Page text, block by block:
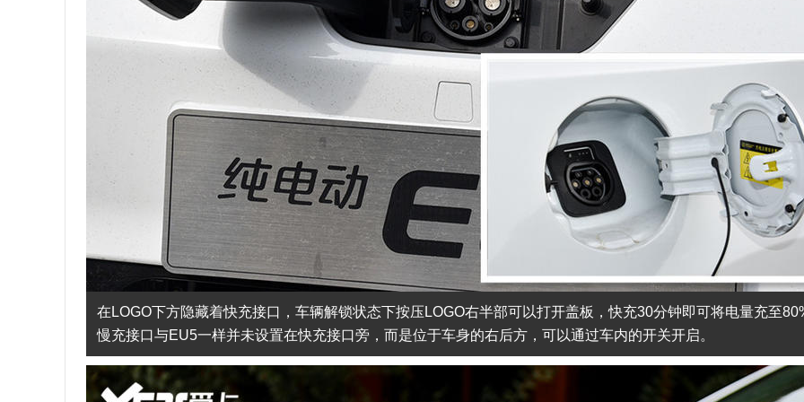
在LOGO下方隐藏着快充接口，车辆解锁状态下按压LOGO右半部可以打开盖板，快充30分钟即可将电量充至
慢充接口与EU5一样并未设置在快充接口旁，而是位于车身的右后方，可以通过车内的开关开启。